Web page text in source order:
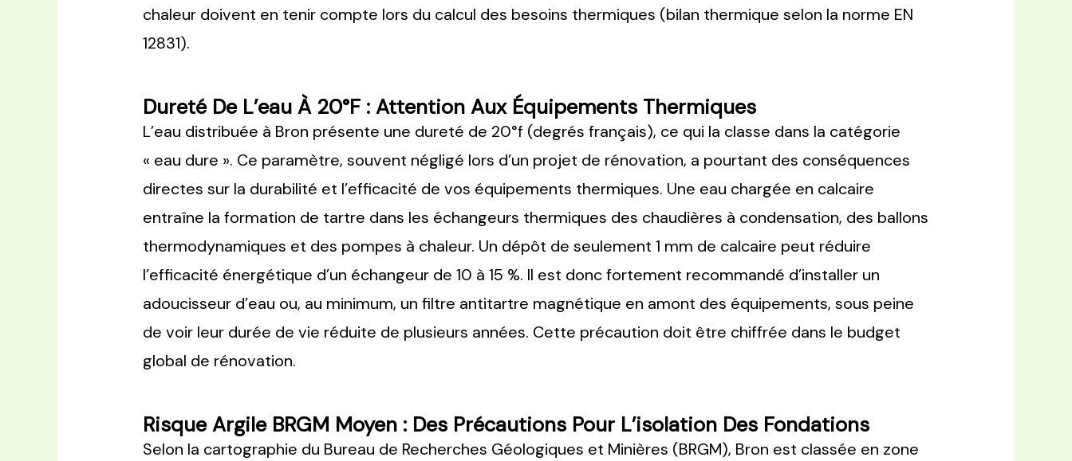
chaleur doivent en tenir compte lors du calcul des besoins thermiques (bilan thermique selon la norme EN
12831).
Dureté De L’eau À 20°f : Attention Aux Équipements Thermiques
L’eau distribuée à Bron présente une dureté de 20°f (degrés français), ce qui la classe dans la catégorie
« eau dure ». Ce paramètre, souvent négligé lors d’un projet de rénovation, a pourtant des conséquences
directes sur la durabilité et l’efficacité de vos équipements thermiques. Une eau chargée en calcaire
entraîne la formation de tartre dans les échangeurs thermiques des chaudières à condensation, des ballons
thermodynamiques et des pompes à chaleur. Un dépôt de seulement 1 mm de calcaire peut réduire
l’efficacité énergétique d’un échangeur de 10 à 15 %. Il est donc fortement recommandé d’installer un
adoucisseur d’eau ou, au minimum, un filtre antitartre magnétique en amont des équipements, sous peine
de voir leur durée de vie réduite de plusieurs années. Cette précaution doit être chiffrée dans le budget
global de rénovation.
Risque Argile BRGM Moyen : Des Précautions Pour L’isolation Des Fondations
Selon la cartographie du Bureau de Recherches Géologiques et Minières (BRGM), Bron est classée en zone